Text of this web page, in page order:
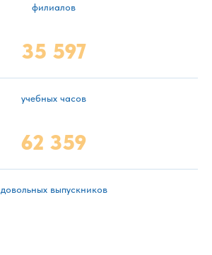
филиалов
35 597
учебных часов
62 359
довольных выпускников